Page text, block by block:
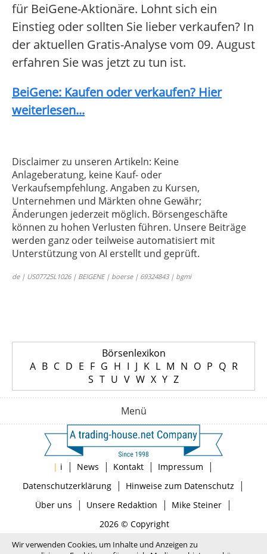
für BeiGene-Aktionäre. Lohnt sich ein
Einstieg oder sollten Sie lieber verkaufen? In
der aktuellen Gratis-Analyse vom 09. August
erfahren Sie was jetzt zu tun ist.
BeiGene: Kaufen oder verkaufen? Hier
weiterlesen...
Disclaimer zu unseren Artikeln: Keine
Anlageberatung, keine Kauf- oder
Verkaufsempfehlung. Angaben zu Kursen,
Unternehmen und Märkten ohne Gewähr;
Änderungen jederzeit möglich. Börsengeschäfte
können zu hohen Verlusten führen. Unsere Beiträge
werden ganz oder teilweise automatisiert mit
Unterstützung von AI erstellt und geprüft.
de | US07725L1026 | BEIGENE | boerse | 69324843 | bgmi
Börsenlexikon
A B C D E F G H I J K L M N O P Q R
S T U V W X Y Z
Menü
| i | News | Kontakt | Impressum |
Datenschutzerklärung| Hinweise zum Datenschutz |
Über uns | Unsere Redaktion | Mike Steiner|
2026 © Copyright
Wir verwenden Cookies, um Inhalte und Anzeigen zu